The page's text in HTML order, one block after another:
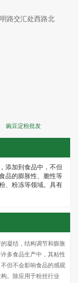
路交汇处西路北
豌豆淀粉批发
添加到食品中，不但
品的膨胀性、脆性等
、粉冻等领域。具有
凝结，结构调节和膨胀
多食品生产中，其粘性
但不会影响食品的感观
。除应用于粉丝行业